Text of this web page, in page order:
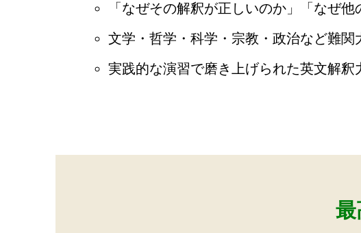
「なぜその解釈が正しいのか」「なぜ
文学・哲学・科学・宗教・政治など難
実践的な演習で磨き上げられた英文解
最